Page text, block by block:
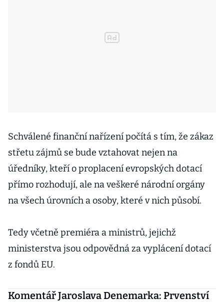
Schválené finanční nařízení počítá s tím, že zákaz
střetu zájmů se bude vztahovat nejen na
úředníky, kteří o proplacení evropských dotací
přímo rozhodují, ale na veškeré národní orgány
na všech úrovních a osoby, které v nich působí.
Tedy včetně premiéra a ministrů, jejichž
ministerstva jsou odpovědná za vyplácení dotací
z fondů EU.
Komentář Jaroslava Denemarka: Prvenství